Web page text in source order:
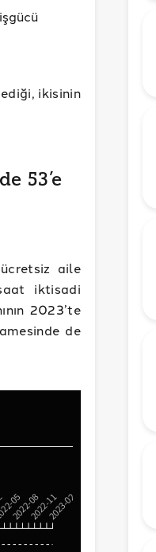
ikisinin
53’e
aile
iktisadi
2023’te
de